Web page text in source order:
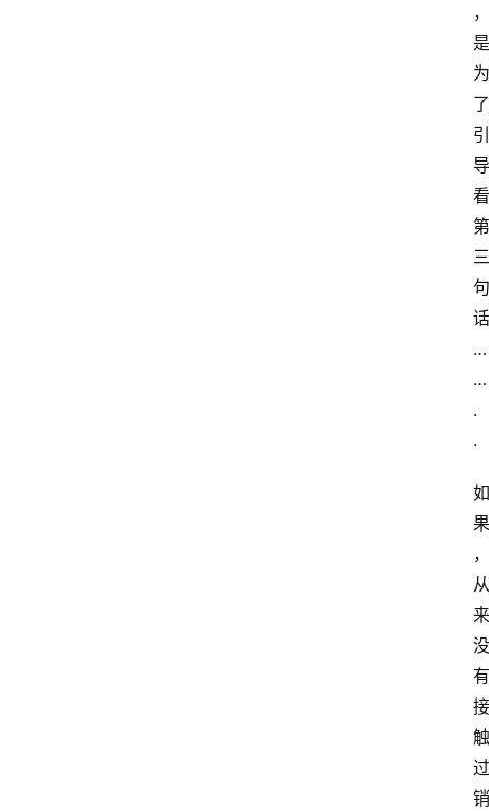
，
是
为
了
引
导
看
第
三
句
话
…
…
.
.
如
果
，
从
来
没
有
接
触
过
销